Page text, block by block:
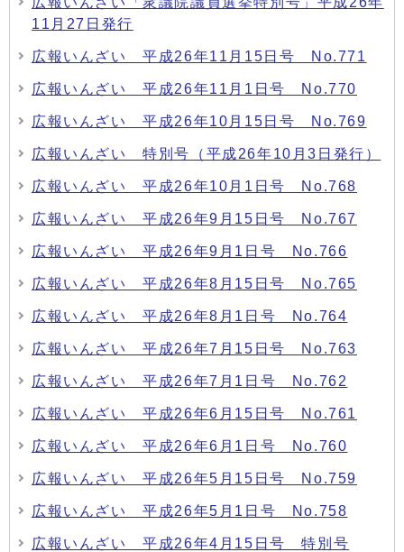
11月27日発行
広報いんざい 平成26年11月15日号 No.771
広報いんざい 平成26年11月1日号 No.770
広報いんざい 平成26年10月15日号 No.769
広報いんざい 特別号（平成26年10月3日発行）
広報いんざい 平成26年10月1日号 No.768
広報いんざい 平成26年9月15日号 No.767
広報いんざい 平成26年9月1日号 No.766
広報いんざい 平成26年8月15日号 No.765
広報いんざい 平成26年8月1日号 No.764
広報いんざい 平成26年7月15日号 No.763
広報いんざい 平成26年7月1日号 No.762
広報いんざい 平成26年6月15日号 No.761
広報いんざい 平成26年6月1日号 No.760
広報いんざい 平成26年5月15日号 No.759
広報いんざい 平成26年5月1日号 No.758
広報いんざい 平成26年4月15日号 特別号